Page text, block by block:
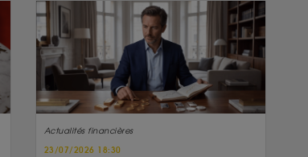
Actualités financières
23/07/2026 18:30